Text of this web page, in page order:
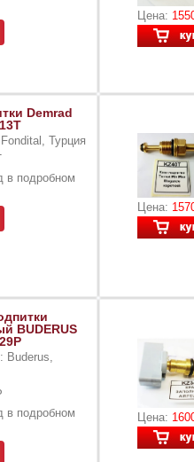
Цена:
Demrad
Турция
в подробном
Цена:
BUDERUS
Buderus,
в подробном
Цена: